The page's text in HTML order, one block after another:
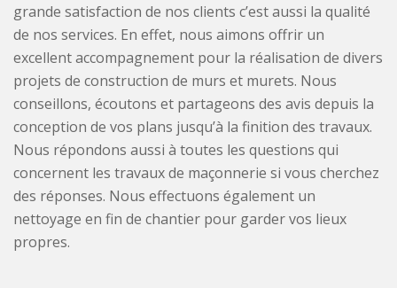
grande satisfaction de nos clients c’est aussi la qualité
de nos services. En effet, nous aimons offrir un
excellent accompagnement pour la réalisation de divers
projets de construction de murs et murets. Nous
conseillons, écoutons et partageons des avis depuis la
conception de vos plans jusqu’à la finition des travaux.
Nous répondons aussi à toutes les questions qui
concernent les travaux de maçonnerie si vous cherchez
des réponses. Nous effectuons également un
nettoyage en fin de chantier pour garder vos lieux
propres.